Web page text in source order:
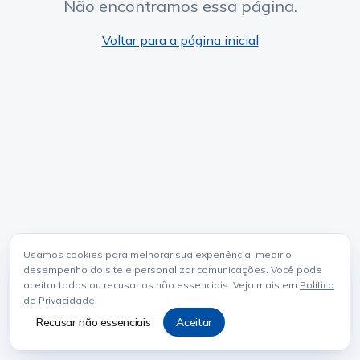
Usamos cookies para melhorar sua experiência, medir o
desempenho do site e personalizar comunicações. Você pode
aceitar todos ou recusar os não essenciais. Veja mais em Política
de Privacidade.
Recusar não essenciais Aceitar
Não encontramos essa página.
Voltar para a página inicial